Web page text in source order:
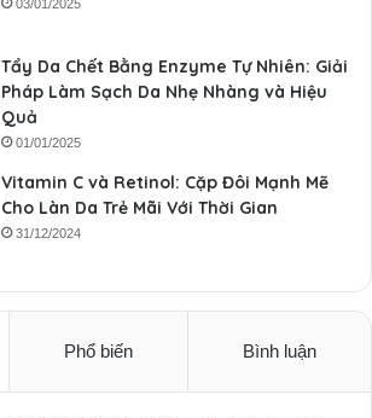
03/01/2025
Tẩy Da Chết Bằng Enzyme Tự Nhiên: Giải
Pháp Làm Sạch Da Nhẹ Nhàng và Hiệu
Quả
01/01/2025
Vitamin C và Retinol: Cặp Đôi Mạnh Mẽ
Cho Làn Da Trẻ Mãi Với Thời Gian
31/12/2024
Phổ biến Bình luận